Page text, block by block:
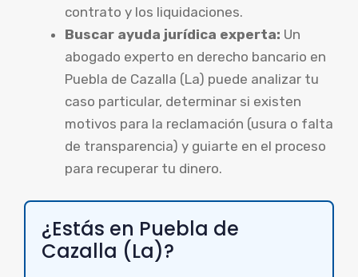
contrato y los liquidaciones.
Buscar ayuda jurídica experta: Un
abogado experto en derecho bancario en
Puebla de Cazalla (La) puede analizar tu
caso particular, determinar si existen
motivos para la reclamación (usura o falta
de transparencia) y guiarte en el proceso
para recuperar tu dinero.
¿Estás en Puebla de
Cazalla (La)?